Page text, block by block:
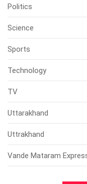
Politics
Science
Sports
Technology
TV
Uttarakhand
Uttrakhand
Vande Mataram